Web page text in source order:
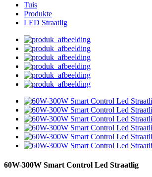
Tuis
Produkte
LED Straatlig
60W-300W Smart Control Led Straatlig